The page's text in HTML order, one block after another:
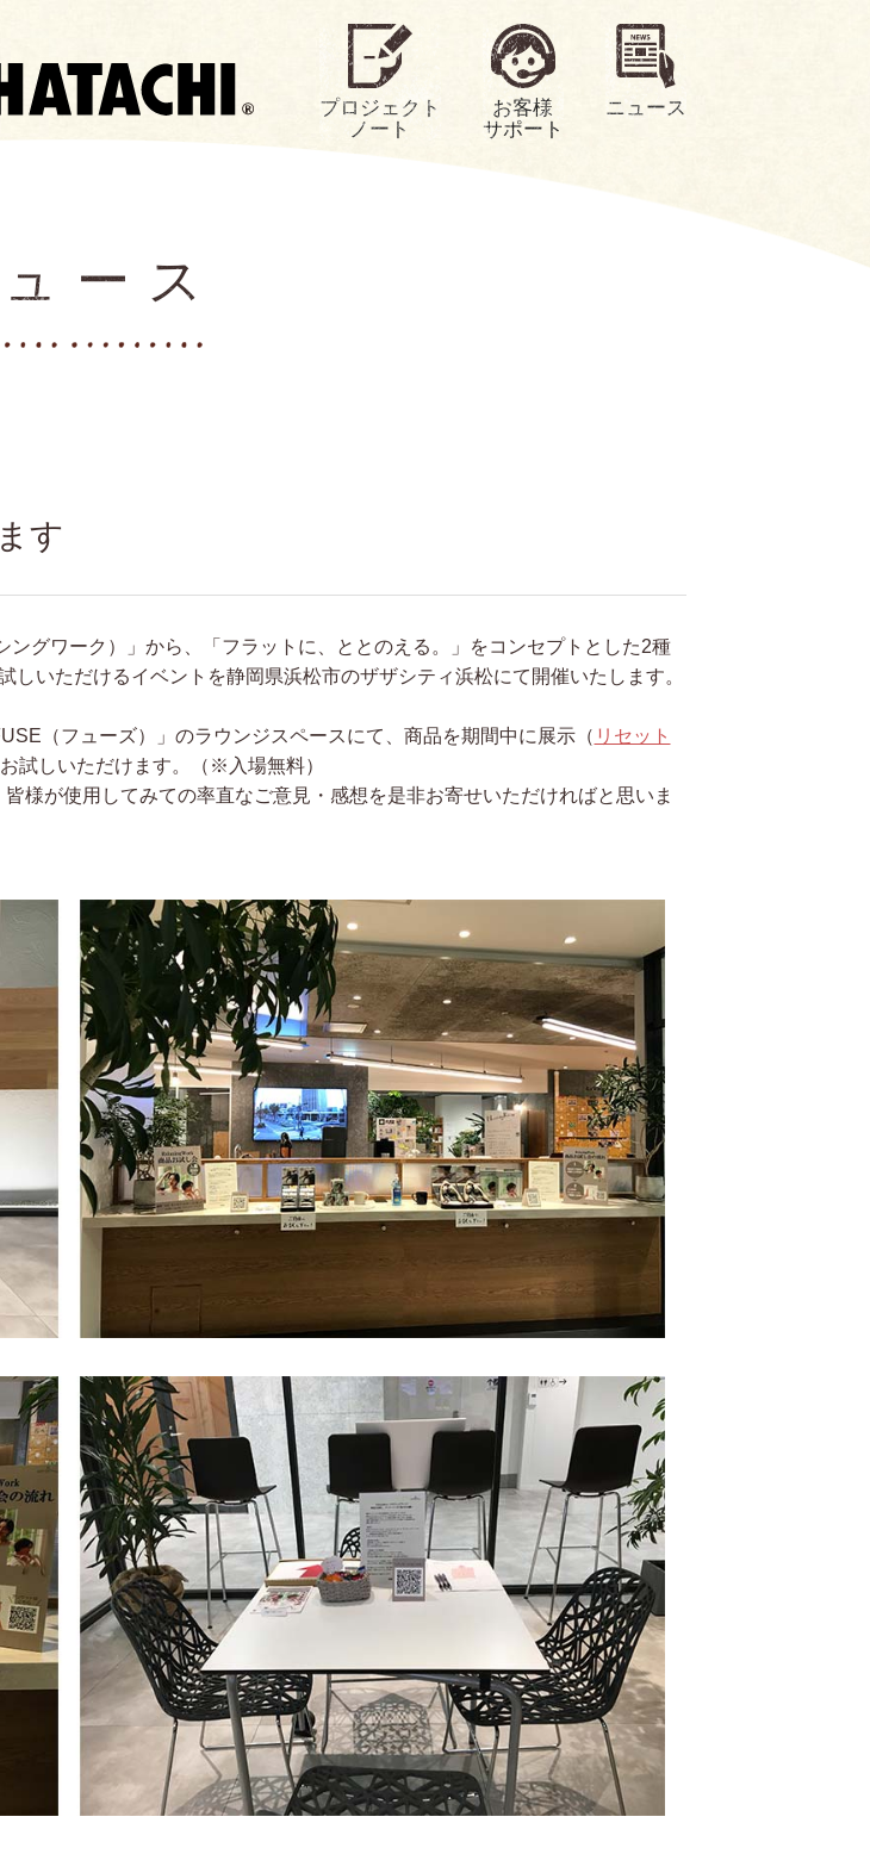
プロジェクト
ノート
お客様
サポート
ニュース
ース
す
グワーク）」から、「フラットに、ととのえる。」をコンセプトとした2種
いただけるイベントを静岡県浜松市のザザシティ浜松にて開催いたします。
（フューズ）」のラウンジスペースにて、商品を期間中に展示（ リセット
試しいただけます。（※入場無料）
様が使用してみての率直なご意見・感想を是非お寄せいただければと思いま